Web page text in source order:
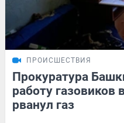
ПРОИСШЕСТВИЯ
Прокуратура
работу газовиков
рванул газ